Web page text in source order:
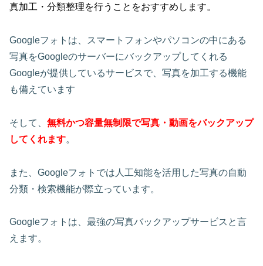
真加工・分類整理を行うことをおすすめします。
Googleフォトは、スマートフォンやパソコンの中にある
写真をGoogleのサーバーにバックアップしてくれる
Googleが提供しているサービスで、写真を加工する機能
も備えています
そして、 無料かつ容量無制限で写真・動画をバックアップ
してくれます。
また、Googleフォトでは人工知能を活用した写真の自動
分類・検索機能が際立っています。
Googleフォトは、最強の写真バックアップサービスと言
えます。